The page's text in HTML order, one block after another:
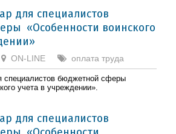
для специалистов
«Особенности воинского
ON-LINE оплата труда
специалистов бюджетной сферы
учета в учреждении».
для специалистов